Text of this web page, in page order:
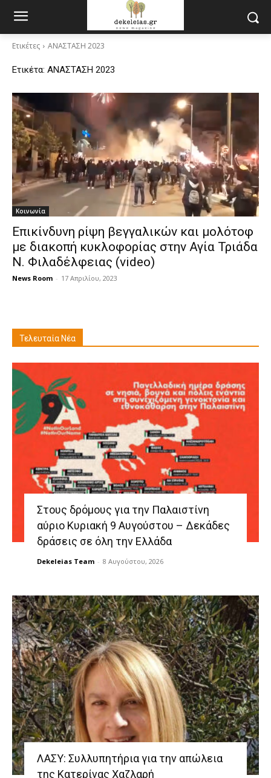
Ετικέτες ΑΝΑΣΤΑΣΗ 2023
Ετικέτα: ΑΝΑΣΤΑΣΗ 2023
Κοινωνία
Επικίνδυνη ρίψη βεγγαλικών και μολότοφ
με διακοπή κυκλοφορίας στην Αγία Τριάδα
Ν. Φιλαδέλφειας (video)
News Room - 17 Απριλίου, 2023
Τελευταία Νέα
Στους δρόμους για την Παλαιστίνη
αύριο Κυριακή 9 Αυγούστου – Δεκάδες
δράσεις σε όλη την Ελλάδα
Dekeleias Team - 8 Αυγούστου, 2026
ΛΑΣΥ: Συλλυπητήρια για την απώλεια
της Κατερίνας Χαζλαρή